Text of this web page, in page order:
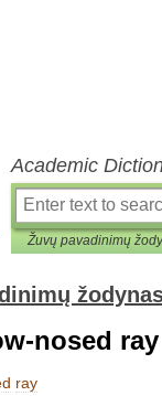
Academic
nosed ray
ray